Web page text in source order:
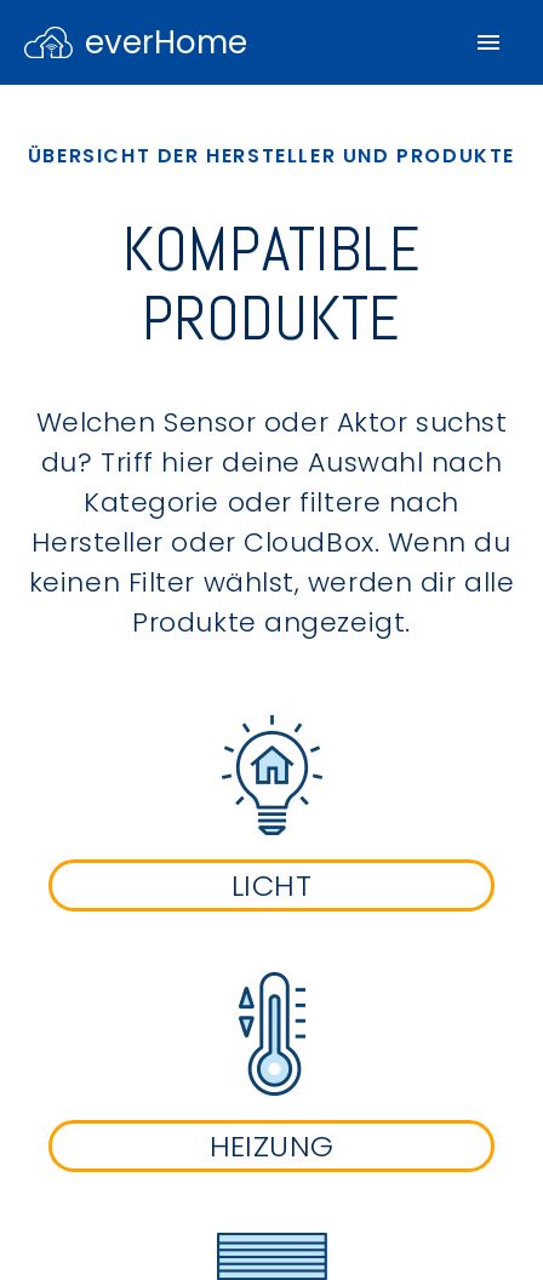
everHome
ÜBERSICHT DER HERSTELLER UND PRODUKTE
KOMPATIBLE
PRODUKTE
Welchen Sensor oder Aktor suchst
du? Triff hier deine Auswahl nach
Kategorie oder filtere nach
Hersteller oder CloudBox. Wenn du
keinen Filter wählst, werden dir alle
Produkte angezeigt.
LICHT
HEIZUNG